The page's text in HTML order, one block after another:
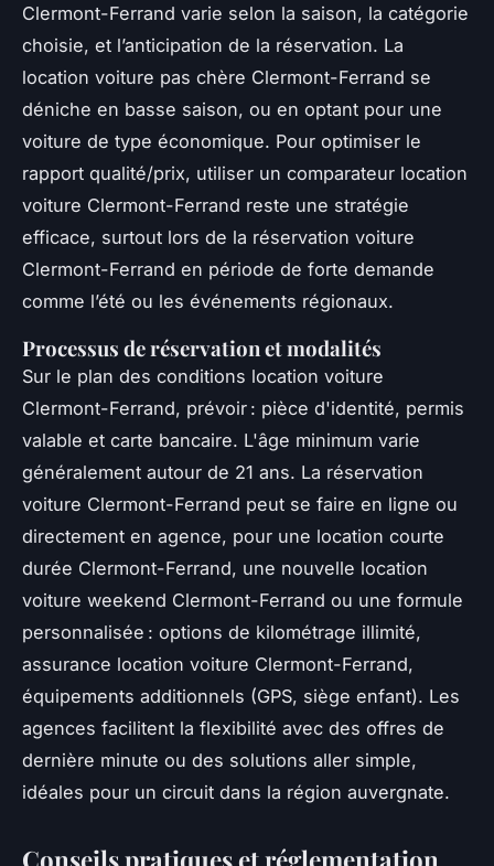
Clermont-Ferrand varie selon la saison, la catégorie
choisie, et l’anticipation de la réservation. La
location voiture pas chère Clermont-Ferrand se
déniche en basse saison, ou en optant pour une
voiture de type économique. Pour optimiser le
rapport qualité/prix, utiliser un comparateur location
voiture Clermont-Ferrand reste une stratégie
efficace, surtout lors de la réservation voiture
Clermont-Ferrand en période de forte demande
comme l’été ou les événements régionaux.
Processus de réservation et modalités
Sur le plan des conditions location voiture
Clermont-Ferrand, prévoir : pièce d'identité, permis
valable et carte bancaire. L'âge minimum varie
généralement autour de 21 ans. La réservation
voiture Clermont-Ferrand peut se faire en ligne ou
directement en agence, pour une location courte
durée Clermont-Ferrand, une nouvelle location
voiture weekend Clermont-Ferrand ou une formule
personnalisée : options de kilométrage illimité,
assurance location voiture Clermont-Ferrand,
équipements additionnels (GPS, siège enfant). Les
agences facilitent la flexibilité avec des offres de
dernière minute ou des solutions aller simple,
idéales pour un circuit dans la région auvergnate.
Conseils pratiques et réglementation